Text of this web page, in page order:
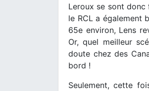
Leroux se sont donc
le RCL a également
65e environ, Lens
Or, quel meilleur
doute chez des
bord !
Seulement, cette